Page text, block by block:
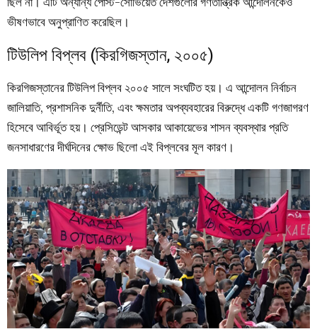
ভীষণভাবে অনুপ্রাণিত করেছিল।
টিউলিপ বিপ্লব (কিরগিজস্তান, ২০০৫)
কিরগিজস্তানের টিউলিপ বিপ্লব ২০০৫ সালে সংঘটিত হয়। এ আন্দোলন নির্বাচন
জালিয়াতি, প্রশাসনিক দুর্নীতি, এবং ক্ষমতার অপব্যবহারের বিরুদ্ধে একটি গণজাগরণ
হিসেবে আবির্ভূত হয়। প্রেসিডেন্ট আসকার আকায়েভের শাসন ব্যবস্থার প্রতি
জনসাধারণের দীর্ঘদিনের ক্ষোভ ছিলো এই বিপ্লবের মূল কারণ।